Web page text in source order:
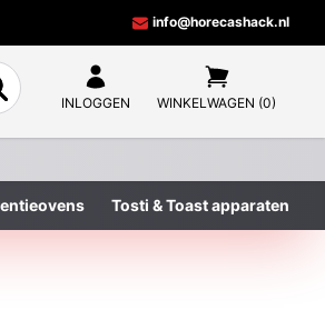
info@horecashack.nl
INLOGGEN WINKELWAGEN (0)
Tosti & Toast apparaten